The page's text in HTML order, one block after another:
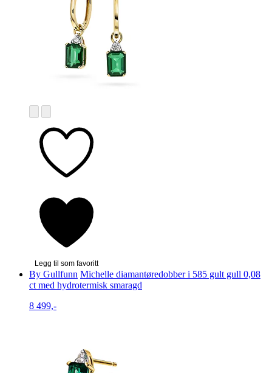
Legg til som favoritt
By Gullfunn Michelle diamantøredobber i 585 gult gull 0,08
ct med hydrotermisk smaragd
8 499,-